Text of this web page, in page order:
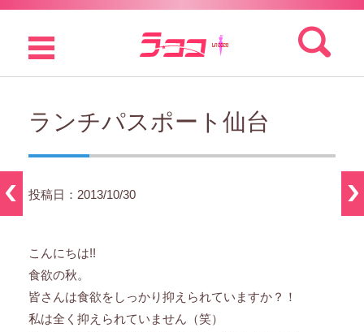
検索:
コンテンツに移動
ランチパスポート仙台
投稿日：2013/10/30
こんにちは!!
食欲の秋。
皆さんは食欲をしっかり抑えられていますか？！
私は全く抑えられていません（笑）